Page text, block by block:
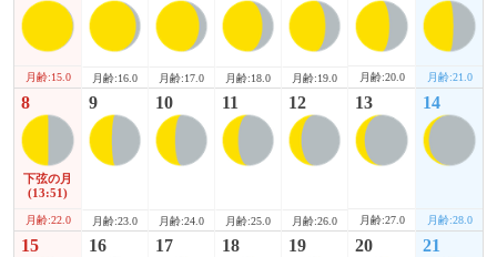
月齢:15.0 月齢:16.0 月齢:17.0 月齢:18.0 月齢:19.0 月齢:20.0 月齢:21.0
8
下弦の月
(13:51)
月齢:22.0
9
月齢:23.0
10
月齢:24.0
11
月齢:25.0
12
月齢:26.0
13
月齢:27.0
14
月齢:28.0
15 16 17 18 19 20 21